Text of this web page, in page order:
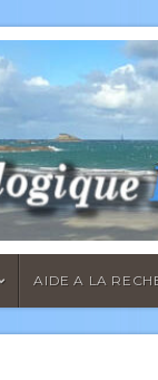
AIDE A LA